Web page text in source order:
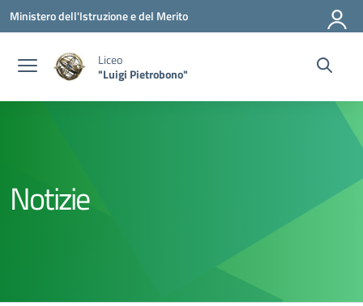
Vai ai contenuti
Vai al menu di navigazione
Vai al footer
Ministero dell'Istruzione e del Merito
Liceo
"Luigi Pietrobono"
Notizie